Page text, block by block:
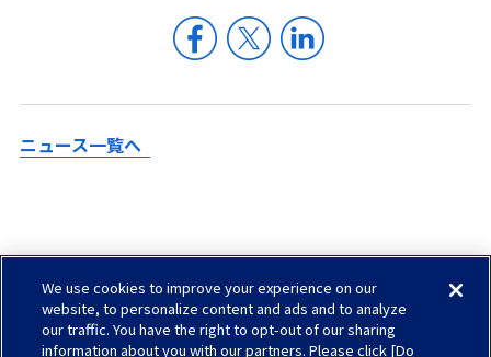
ニュース一覧へ
Check in AGC
サイトマップ
We use cookies to improve your experience on our
website, to personalize content and ads and to analyze
our traffic. You have the right to opt-out of our sharing
information about you with our partners. Please click [Do